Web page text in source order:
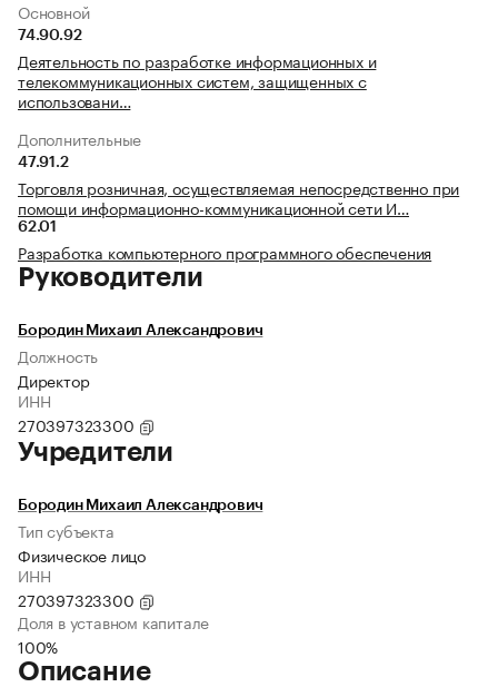
Основной
74.90.92
Деятельность по разработке информационных и
телекоммуникационных систем, защищенных с
использовани…
Дополнительные
47.91.2
Торговля розничная, осуществляемая непосредственно при
помощи информационно-коммуникационной сети И…
62.01
Разработка компьютерного программного обеспечения
Руководители
Бородин Михаил Александрович
Должность
Директор
ИНН
270397323300
Учредители
Бородин Михаил Александрович
Тип субъекта
Физическое лицо
ИНН
270397323300
Доля в уставном капитале
100%
Описание